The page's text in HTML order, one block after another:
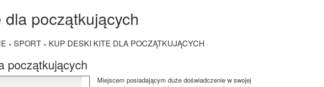
początkujących
» SPORT » KUP DESKI KITE DLA POCZĄTKUJĄCYCH
początkujących
Miejscem posiadającym duże doświadczenie w swojej